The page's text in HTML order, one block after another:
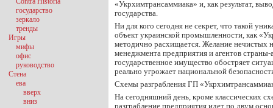
«Укрхимтрансаммиака» и, как результат,
государства.
Ни для кого сегодня не секрет, что такой
объект украинской промышленности, как
методично расхищается. Желание нечистых
менеджмента предприятия и агентов страны-
государственное имущество обостряет
реально угрожает национальной
Схемы разграбления ГП
На сегодняшний день, кроме классических
разграбление предприятия идет по двум
государство
зеркало
тренды
Игры
мифы
офис
руководство
Стена
ева
вверх
вниз